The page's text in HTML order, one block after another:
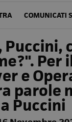
COMUNICATI
Per
e
parole
Puccini